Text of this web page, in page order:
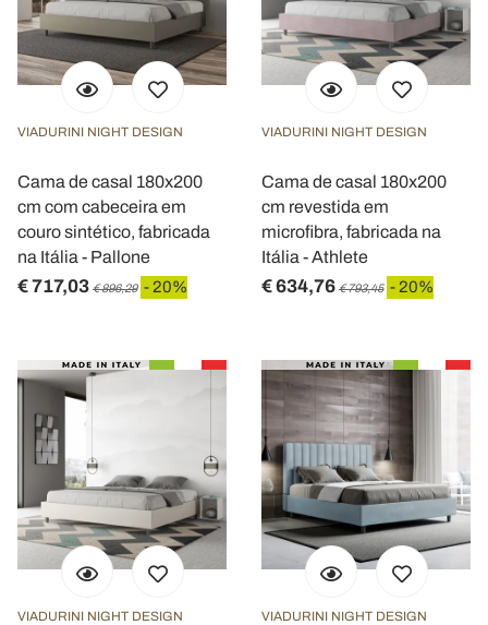
VIADURINI NIGHT DESIGN
Cama de casal 180x200
cm com cabeceira em
couro sintético, fabricada
na Itália - Pallone
€ 717,03 € 896,29 - 20%
VIADURINI NIGHT DESIGN
Cama de casal 180x200
cm revestida em
microfibra, fabricada na
Itália - Athlete
€ 634,76 € 793,45 - 20%
VIADURINI NIGHT DESIGN VIADURINI NIGHT DESIGN